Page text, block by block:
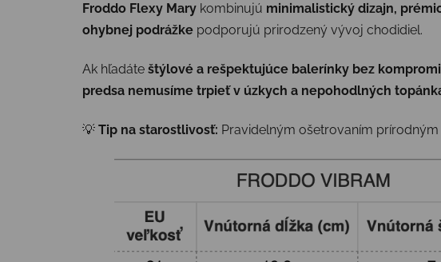
Froddo Flexy Mary kombinujú minimalistický dizajn,
ohybnej podrážke podporujú prirodzený vývoj chodidiel.
Ak hľadáte štýlové a rešpektujúce balerínky bez
predsa nemusíme trpieť v úzkych a nepohodlných
💡 Tip na starostlivosť: Pravidelným ošetrovaním